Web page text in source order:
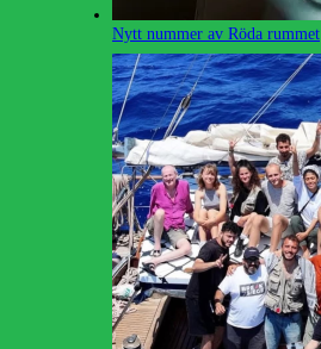
Nytt nummer av Röda rummet